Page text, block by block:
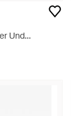
Und